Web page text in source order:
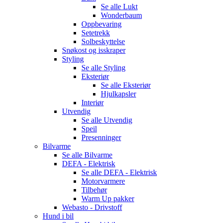
Se alle Lukt
Wonderbaum
Oppbevaring
Setetrekk
Solbeskyttelse
Snøkost og isskraper
Styling
Se alle Styling
Eksteriør
Se alle Eksteriør
Hjulkapsler
Interiør
Utvendig
Se alle Utvendig
Speil
Presenninger
Bilvarme
Se alle Bilvarme
DEFA - Elektrisk
Se alle DEFA - Elektrisk
Motorvarmere
Tilbehør
Warm Up pakker
Webasto - Drivstoff
Hund i bil